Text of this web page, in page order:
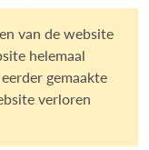
van de website
helemaal
gemaakte
verloren